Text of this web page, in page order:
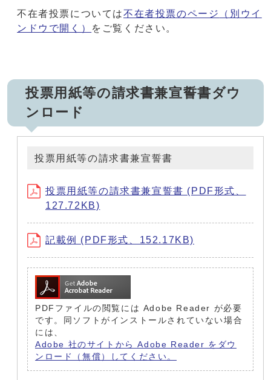
不在者投票については不在者投票のページ
（別ウイ
ンドウで開く）
をご覧ください。
投票用紙等の請求書兼宣誓書ダウ
ンロード
投票用紙等の請求書兼宣誓書
投票用紙等の請求書兼宣誓書 (PDF形式、
127.72KB)
記載例 (PDF形式、152.17KB)
PDFファイルの閲覧には Adobe Reader が必要
です。同ソフトがインストールされていない場合
には、
Adobe 社のサイトから Adobe Reader をダウ
ンロード（無償）してください。